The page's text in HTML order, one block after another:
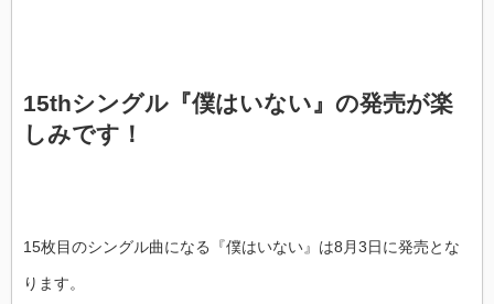
15thシングル『僕はいない』の発売が楽
しみです！
15枚目のシングル曲になる『僕はいない』は8月3日に発売とな
ります。